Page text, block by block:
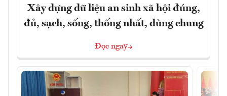
Xây dựng dữ liệu an sinh xã hội đúng,
đủ, sạch, sống, thống nhất, dùng chung
Đọc ngay